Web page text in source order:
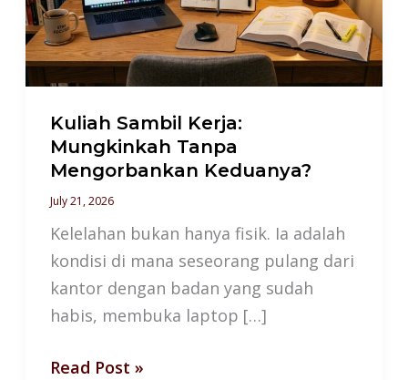
Kuliah Sambil Kerja:
Mungkinkah Tanpa
Mengorbankan Keduanya?
July 21, 2026
Kelelahan bukan hanya fisik. Ia adalah
kondisi di mana seseorang pulang dari
kantor dengan badan yang sudah
habis, membuka laptop […]
Tanpa
Mengorbankan
Keduanya?
Read Post »